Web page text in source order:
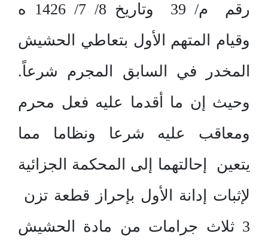
رقم م/ 39 وتاريخ 8/ 7/ 1426 ه
وقيام المتهم الأول بتعاطي الحشيش
المخدر في السابق المجرم شرعاً.
وحيث إن ما أقدما عليه فعل محرم
ومعاقب عليه شرعا ونظاما مما
يتعين إحالتهما إلى المحكمة الجزائية
لإثبات إدانة الأول بإحراز قطعة تزن
3 ثلاث جرامات من مادة الحشيش